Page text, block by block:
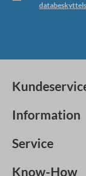
Information
Service
Know-How